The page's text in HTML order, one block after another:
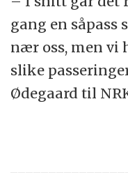
gang en såpass
nær oss, men vi
slike
Ødegaard til